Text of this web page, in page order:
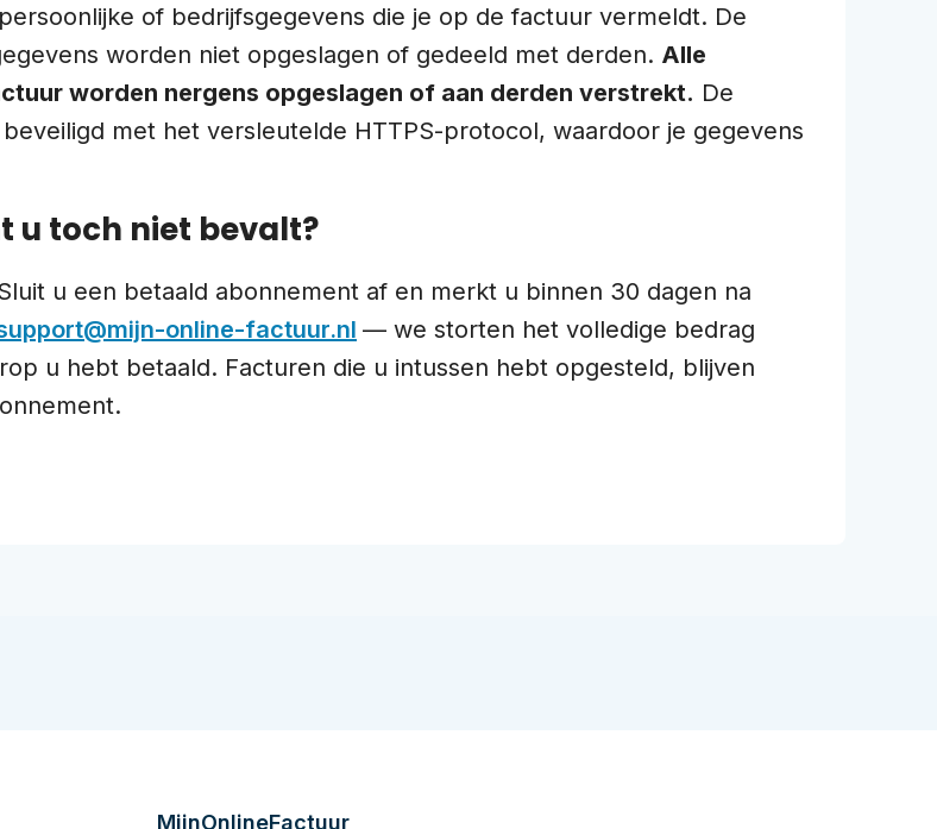
of bedrijfsgegevens die je op de factuur vermeldt. De
worden niet opgeslagen of gedeeld met derden. Alle
worden nergens opgeslagen of aan derden verstrekt. De
met het versleutelde HTTPS-protocol, waardoor je gegevens
u toch niet bevalt?
u een betaald abonnement af en merkt u binnen 30 dagen na
online-factuur.nl — we storten het volledige bedrag
u hebt betaald. Facturen die u intussen hebt opgesteld, blijven
MijnOnlineFactuur